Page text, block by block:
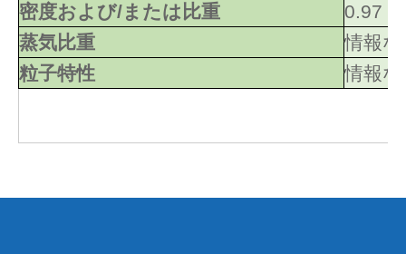
密度および/または比重
0.97
蒸気比重
情報
粒子特性
情報